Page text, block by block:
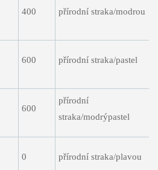
400 přírodní straka/modrou
600 přírodní straka/pastel
600
přírodní
straka/modrýpastel
0 přírodní straka/plavou